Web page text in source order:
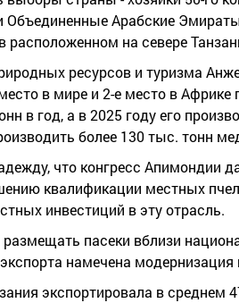
Объединенные Арабские
расположенном на севере
ресурсов и туризма
в мире и 2-е место в
в год, а в 2025 году его
более 130 тыс. тонн
что конгресс Апимондии
квалификации местных
инвестиций в эту отрасль.
пасеки вблизи
намечена
экспортировала в